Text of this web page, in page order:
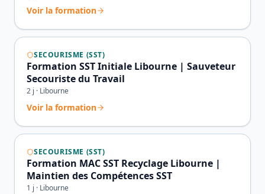
Voir la formation
SECOURISME (SST)
Formation SST Initiale Libourne | Sauveteur
Secouriste du Travail
2 j · Libourne
Voir la formation
SECOURISME (SST)
Formation MAC SST Recyclage Libourne |
Maintien des Compétences SST
1 j · Libourne